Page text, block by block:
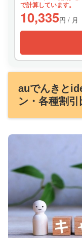
で計算しています。
10,335円 / 月
auでんきと
ン・各種割引